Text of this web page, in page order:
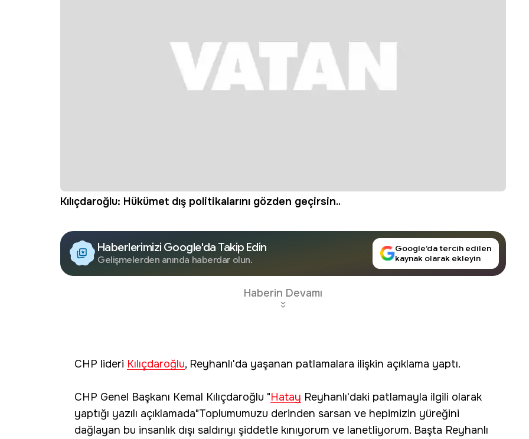
Kılıçdaroğlu: Hükümet dış politikalarını gözden geçirsin..
Haberlerimizi Google'da Takip Edin
Gelişmelerden anında haberdar olun.
Google’da tercih edilen
kaynak olarak ekleyin
Haberin Devamı
CHP lideri Kılıçdaroğlu, Reyhanlı'da yaşanan patlamalara ilişkin açıklama yaptı.
CHP Genel Başkanı Kemal Kılıçdaroğlu "Hatay Reyhanlı'daki patlamayla ilgili olarak
yaptığı yazılı açıklamada"Toplumumuzu derinden sarsan ve hepimizin yüreğini
dağlayan bu insanlık dışı saldırıyı şiddetle kınıyorum ve lanetliyorum. Başta Reyhanlı